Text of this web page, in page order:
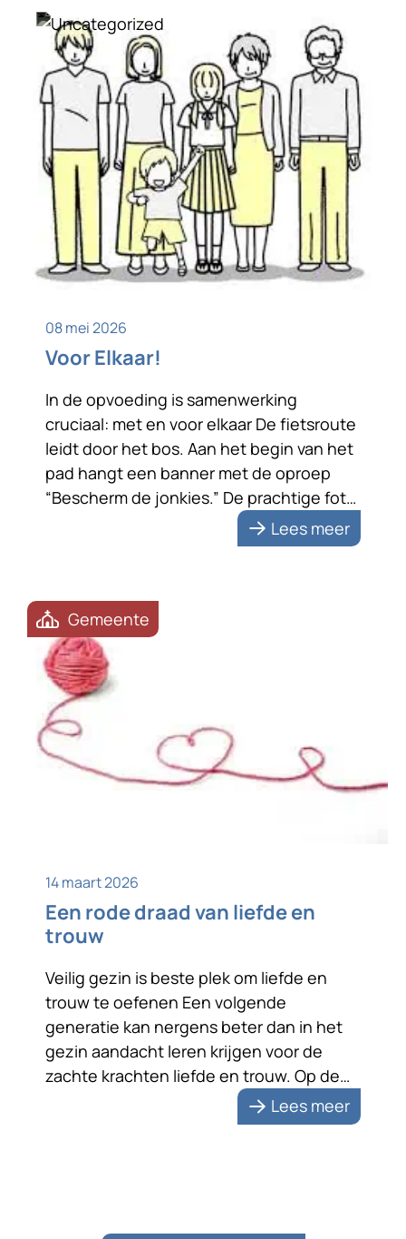
08 mei 2026
Voor Elkaar!
In de opvoeding is samenwerking
cruciaal: met en voor elkaar De fietsroute
leidt door het bos. Aan het begin van het
pad hangt een banner met de oproep
“Bescherm de jonkies.” De prachtige foto
van een reekalfje met zijn moeder
benadrukt de boodschap. De tekst zet
om samenwerking; met […]
Lees meer
Gemeente
14 maart 2026
Een rode draad van liefde en
trouw
Veilig gezin is beste plek om liefde en
trouw te oefenen Een volgende
generatie kan nergens beter dan in het
gezin aandacht leren krijgen voor de
zachte krachten liefde en trouw. Op de
foto staan ze liefdevol naar elkaar
toegewend. Na zeventig jaar huwelijk zijn
Lees meer